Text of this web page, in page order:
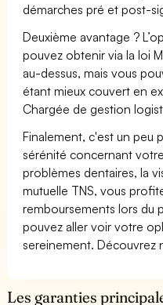
démarches pré et post-
Deuxième avantage ?
pouvez obtenir via la loi
au-dessus, mais vous
étant mieux couvert en
Chargée de gestion
Finalement, c'est un peu
sérénité concernant
problèmes dentaires, la
mutuelle TNS, vous
remboursements lors du
pouvez aller voir votre
sereinement. Découvrez
Les garanties